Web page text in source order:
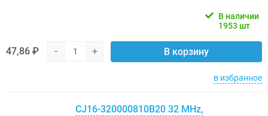
В наличии
1953 шт
47,86 ₽ - + В корзину
в избранное
CJ16-320000810B20 32 MHz,